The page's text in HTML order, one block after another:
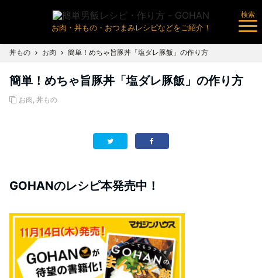
お肉・丼もの・おつまみレシピなどをご紹介！
検索
丼もの お肉 簡単！めちゃ旨豚丼「塩ダレ豚飯」の作り方
簡単！めちゃ旨豚丼「塩ダレ豚飯」の作り方
お肉, 丼もの
GOHANのレシピ本発売中！